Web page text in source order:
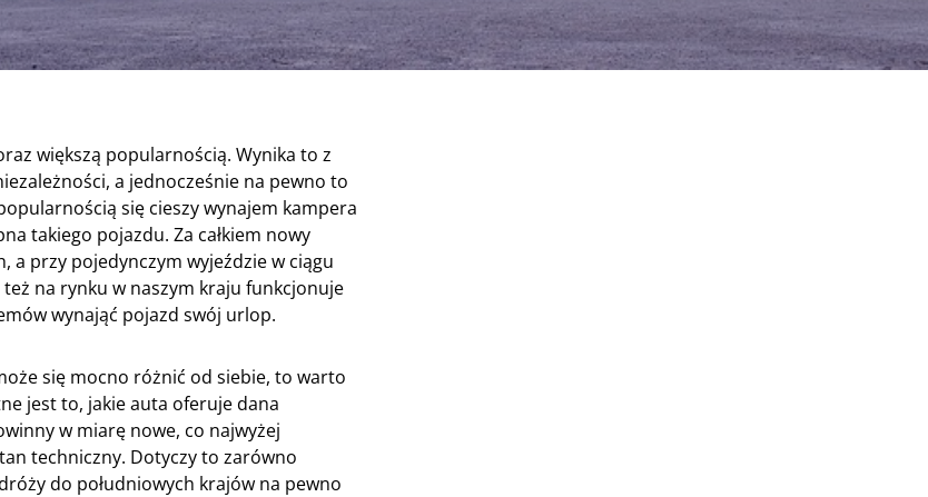
większą popularnością. Wynika to z
a jednocześnie na pewno to
się cieszy wynajem kampera
takiego pojazdu. Za całkiem nowy
a przy pojedynczym wyjeździe w ciągu
na rynku w naszym kraju funkcjonuje
wynająć pojazd swój urlop.
się mocno różnić od siebie, to warto
jest to, jakie auta oferuje dana
w miarę nowe, co najwyżej
techniczny. Dotyczy to zarówno
do południowych krajów na pewno